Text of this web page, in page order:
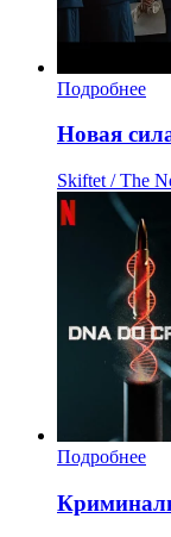
Подробнее
Новая
Skiftet / The
Подробнее